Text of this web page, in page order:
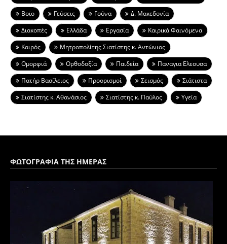
Βοϊο
Γεύσεις Γούνα
Δ. Μακεδονία
Διακοπές
Ελλάδα Εργασία
Καιρικά Φαινόμενα
Καιρός
Μητροπολίτης Σιατίστης κ. Αντώνιος
Ομορφιά
Ορθοδοξία Παιδεία
Παναγια Ελεουσα
Πατήρ Βασίλειος
Προορισμοί Σεισμός
Σιάτιστα
Σιατίστης κ. Αθανάσιος
Σιατίστης κ. Παύλος Υγεία
ΦΩΤΟΓΡΑΦΙΑ ΤΗΣ ΗΜΕΡΑΣ